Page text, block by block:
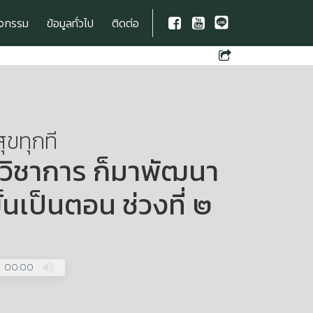
กรรม ข้อมูลทั่วไป
ติดต่อ
ทุกที
ชาการ ก็มาพัฒนา
เป็นตอน ช่วงที่ ๒
00:00